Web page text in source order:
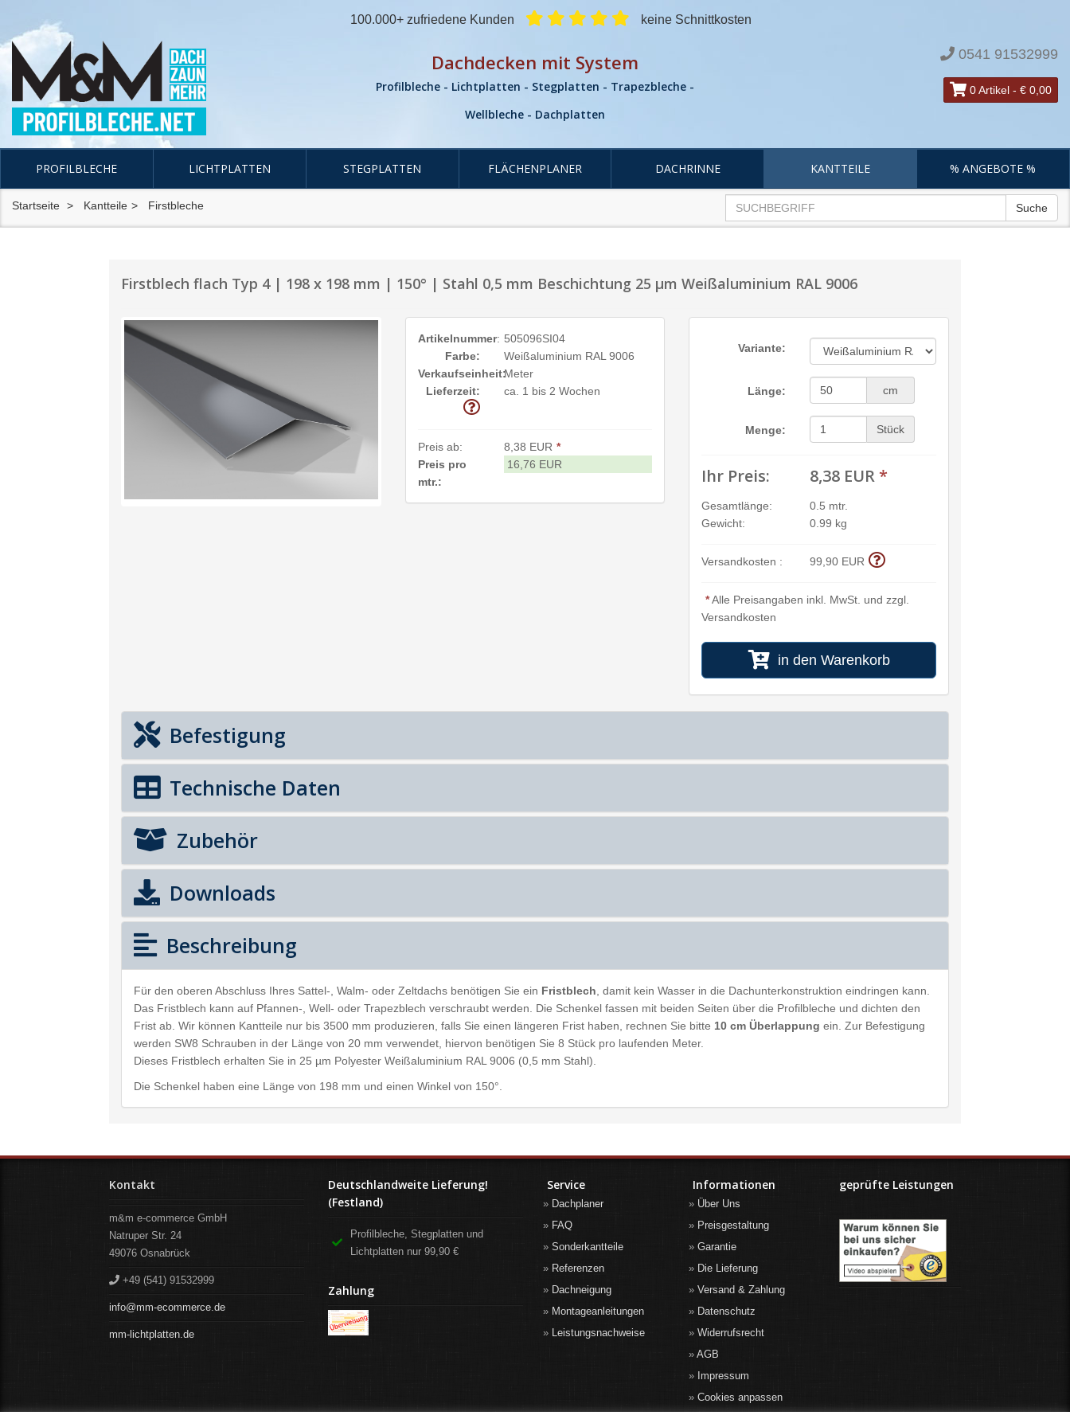
100.000+ zufriedene Kunden keine Schnittkosten
Dachdecken mit System
Profilbleche - Lichtplatten - Stegplatten - Trapezbleche -
Wellbleche - Dachplatten
0541 91532999
0 Artikel - € 0,00
PROFILBLECHE LICHTPLATTEN STEGPLATTEN FLÄCHENPLANER DACHRINNE KANTTEILE % ANGEBOTE %
Startseite Kantteile Firstbleche Suche
Firstblech flach Typ 4 | 198 x 198 mm | 150° | Stahl 0,5 mm Beschichtung 25 µm Weißaluminium RAL 9006
Artikelnummer: 505096SI04
Farbe:
Weißaluminium RAL 9006
Verkaufseinheit:Meter
Lieferzeit:
ca. 1 bis 2 Wochen
Preis ab: 8,38 EUR *
Preis pro
mtr.:
16,76 EUR
Variante:
Länge: cm
Menge: Stück
Ihr Preis: 8,38 EUR *
Gesamtlänge:
0.5 mtr.
Gewicht:
0.99 kg
Versandkosten : 99,90 EUR
*Alle Preisangaben inkl. MwSt. und zzgl.
Versandkosten
in den Warenkorb
Befestigung
Technische Daten
Zubehör
Downloads
Beschreibung
Für den oberen Abschluss Ihres Sattel-, Walm- oder Zeltdachs benötigen Sie ein Fristblech , damit kein Wasser in die Dachunterkonstruktion eindringen kann.
Das Fristblech kann auf Pfannen-, Well- oder Trapezblech verschraubt werden. Die Schenkel fassen mit beiden Seiten über die Profilbleche und dichten den
Frist ab. Wir können Kantteile nur bis 3500 mm produzieren, falls Sie einen längeren Frist haben, rechnen Sie bitte 10 cm Überlappung ein. Zur Befestigung
werden SW8 Schrauben in der Länge von 20 mm verwendet, hiervon benötigen Sie 8 Stück pro laufenden Meter.
Dieses Fristblech erhalten Sie in 25 µm Polyester Weißaluminium RAL 9006 (0,5 mm Stahl).
Die Schenkel haben eine Länge von 198 mm und einen Winkel von 150°.
Kontakt
m&m e-commerce GmbH
Natruper Str. 24
49076 Osnabrück
+49 (541) 91532999
info@mm-ecommerce.de
mm-lichtplatten.de
Deutschlandweite Lieferung!
(Festland)
Profilbleche, Stegplatten und
Lichtplatten nur 99,90 €
Zahlung
Service
Dachplaner
FAQ
Sonderkantteile
Referenzen
Dachneigung
Montageanleitungen
Leistungsnachweise
Informationen
Über Uns
Preisgestaltung
Garantie
Die Lieferung
Versand & Zahlung
Datenschutz
Widerrufsrecht
AGB
Impressum
Cookies anpassen
geprüfte Leistungen